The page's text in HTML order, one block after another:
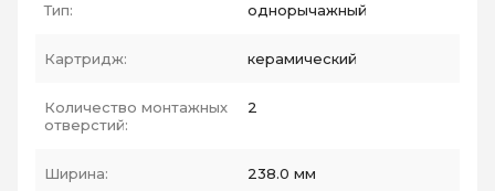
Тип: однорычажный
Картридж: керамический
Количество монтажных
отверстий:
2
Ширина: 238.0 мм